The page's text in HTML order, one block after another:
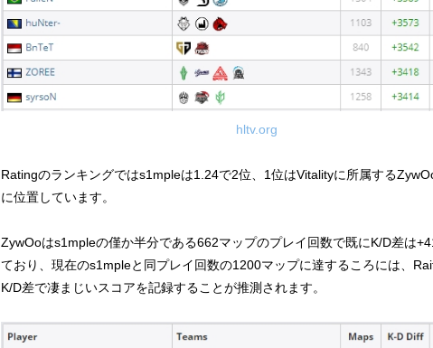
hltv.org
Ratingのランキングではs1mpleは1.24で2位、1位はVitalityに所属する
に位置しています。
ZywOoはs1mpleの僅か半分である662マップのプレイ回数で既にK/D差は
ており、現在のs1mpleと同プレイ回数の1200マップに達するころには、
K/D差で凄まじいスコアを記録することが推測されます。